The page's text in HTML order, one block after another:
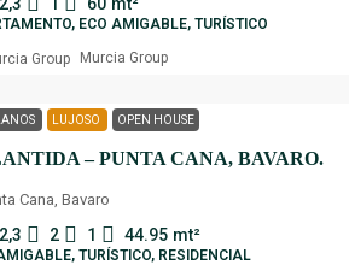
1 60 mt²
ECO AMIGABLE, TURÍSTICO
Murcia Group
LUJOSO OPEN HOUSE
– PUNTA CANA, BAVARO.
Cana, Bavaro
2 1 44.95 mt²
TURÍSTICO, RESIDENCIAL